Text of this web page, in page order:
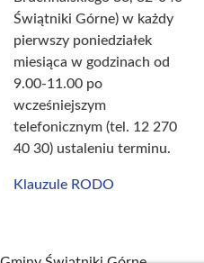
Świątniki Górne) w każdy
pierwszy poniedziałek
miesiąca w godzinach od
9.00-11.00 po
wcześniejszym
telefonicznym (tel. 12 270
40 30) ustaleniu terminu.
Klauzule RODO